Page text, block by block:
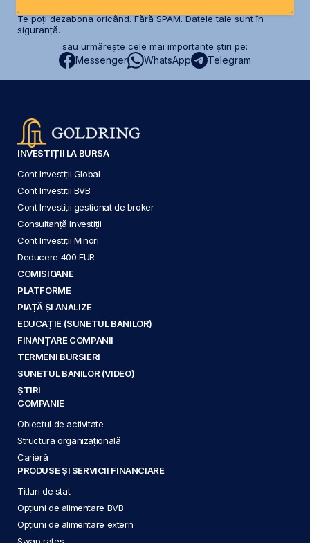
Te poți dezabona oricând. Fără SPAM. Datele tale sunt în
siguranță.
sau urmărește cele mai importante știri pe:
Messenger WhatsApp Telegram
INVESTIȚII LA BURSA
Cont Investiții Global
Cont Investiții BVB
Cont Investiții gestionat de broker
Consultanță Investiții
Cont Investiții Minori
Deducere 400 EUR
COMISIOANE
PLATFORME
PIAȚĂ ȘI ANALIZE
EDUCAȚIE (SUNETUL BANILOR)
FINANȚARE COMPANII
TERMENI BURSIERI
SUNETUL BANILOR (VIDEO)
ȘTIRI
COMPANIE
Obiectul de activitate
Structura organizațională
Carieră
PRODUSE ȘI SERVICII FINANCIARE
Titluri de stat
Opțiuni de alimentare BVB
Opțiuni de alimentare extern
Swap rates